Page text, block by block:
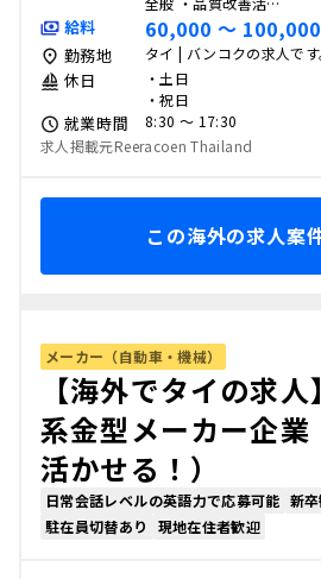
給料 60,000 〜
勤務地 タイ | バンコクの求人です
休日
・土日
・祝日
就業時間
8:30 〜 17:30
求人掲載元Reeracoen Thailand
この海外の求人案
メーカー（自動車・機械）
【海外でタイの求
系金型メーカー企業
活かせる！）
日常会話レベルの英語力で応募可能 新
駐在員切替あり
現地在住者歓迎